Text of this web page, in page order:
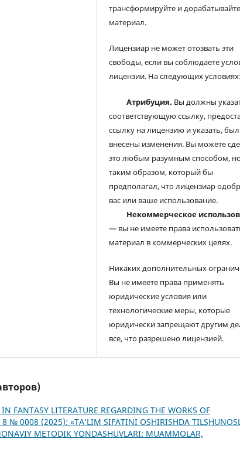
трансформируйте и дорабатывайте
материал.
Лицензиар не может отозвать эти
свободы, если вы соблюдаете
лицензии. На следующих условиях:
Атрибуция. Вы должны
соответствующую ссылку,
ссылку на лицензию и указать,
внесены изменения. Вы можете
это любым разумным способом,
таким образом, который бы
предполагал, что лицензиар
вас или ваше использование.
Некоммерческое
— вы не имеете права
материал в коммерческих целях.
Никаких дополнительных
Вы не имеете права применять
юридические условия или
технологические меры, которые
юридически запрещают другим
все, что разрешено лицензией.
FANTASY LITERATURE REGARDING THE WORKS OF
№ 0008 (2025): «TA’LIM SIFATINI OSHIRISHDA
METODIK YONDASHUVLARI: MUAMMOLAR,